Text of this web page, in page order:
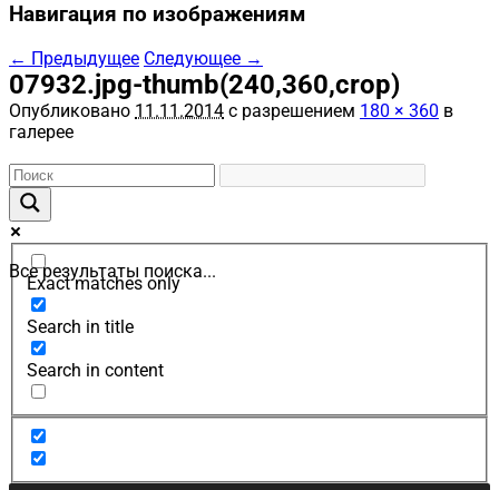
Навигация по изображениям
← Предыдущее Следующее →
07932.jpg-thumb(240,360,crop)
Опубликовано 11.11.2014 с разрешением 180 × 360 в
галерее
Все результаты поиска...
Exact matches only
Search in title
Search in content